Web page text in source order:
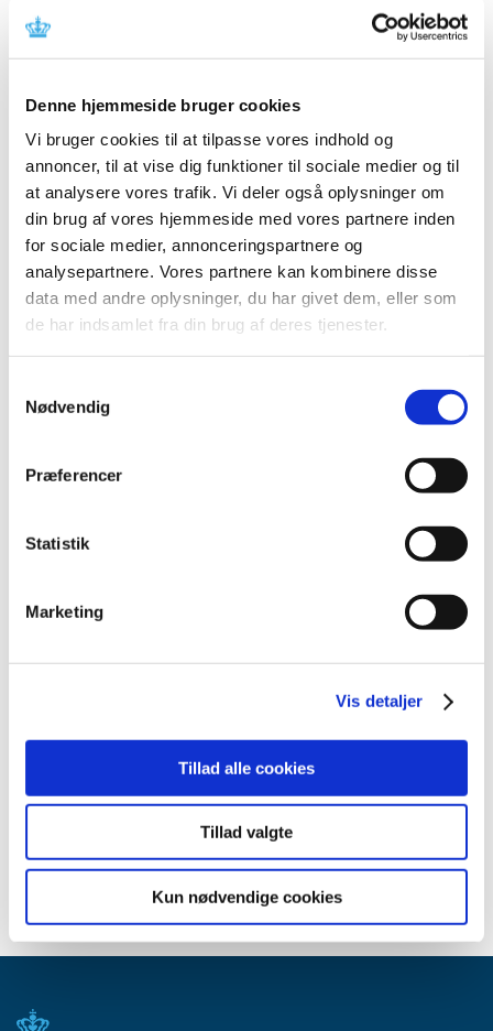
Denne hjemmeside bruger cookies
Vi bruger cookies til at tilpasse vores indhold og
annoncer, til at vise dig funktioner til sociale medier og til
at analysere vores trafik. Vi deler også oplysninger om
din brug af vores hjemmeside med vores partnere inden
for sociale medier, annonceringspartnere og
analysepartnere. Vores partnere kan kombinere disse
data med andre oplysninger, du har givet dem, eller som
de har indsamlet fra din brug af deres tjenester.
Nødvendig
Præferencer
Statistik
Marketing
Vis detaljer
Tillad alle cookies
Tillad valgte
Kun nødvendige cookies
2020 (263)
2019 (159)
2018 (150)
2017 (167)
2016 (167)
2015 (33)
december (4)
november (4)
august (2)
maj (2)
januar (3)
2013 (49)
2009 (14)
2007 (3)
2005 (2)